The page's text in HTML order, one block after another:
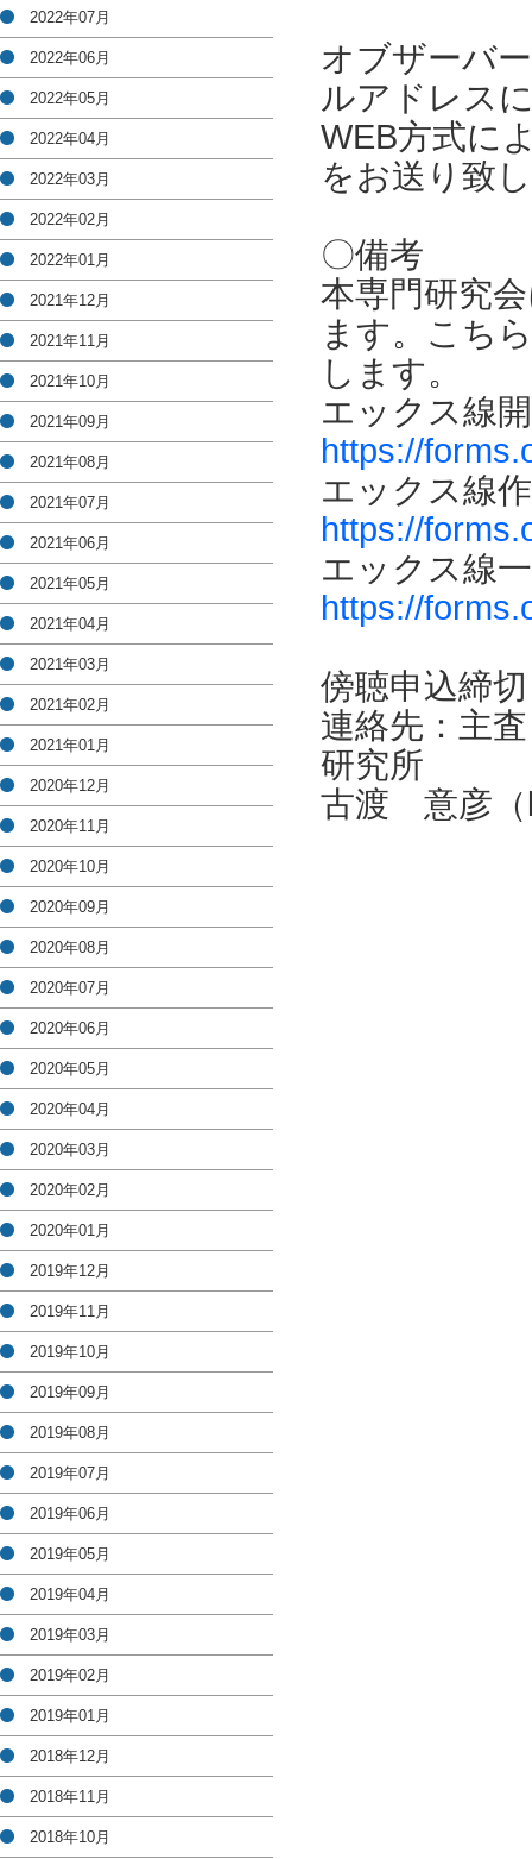
オブザーバ
ルアドレス
WEB方式に
をお送り致
〇備考
本専門研究
ます。こち
します。
エックス線
https://
エックス線
https://
エックス線
https://
傍聴申込締
連絡先：主
研究所
古渡 意彦（
2022年07月
2022年06月
2022年05月
2022年04月
2022年03月
2022年02月
2022年01月
2021年12月
2021年11月
2021年10月
2021年09月
2021年08月
2021年07月
2021年06月
2021年05月
2021年04月
2021年03月
2021年02月
2021年01月
2020年12月
2020年11月
2020年10月
2020年09月
2020年08月
2020年07月
2020年06月
2020年05月
2020年04月
2020年03月
2020年02月
2020年01月
2019年12月
2019年11月
2019年10月
2019年09月
2019年08月
2019年07月
2019年06月
2019年05月
2019年04月
2019年03月
2019年02月
2019年01月
2018年12月
2018年11月
2018年10月